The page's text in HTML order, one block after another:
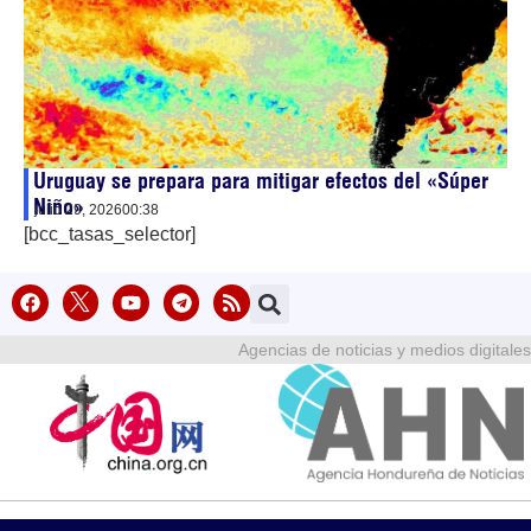
Uruguay se prepara para mitigar efectos del «Súper
Niño»
julio 29, 202600:38
[bcc_tasas_selector]
Agencias de noticias y medios digitales